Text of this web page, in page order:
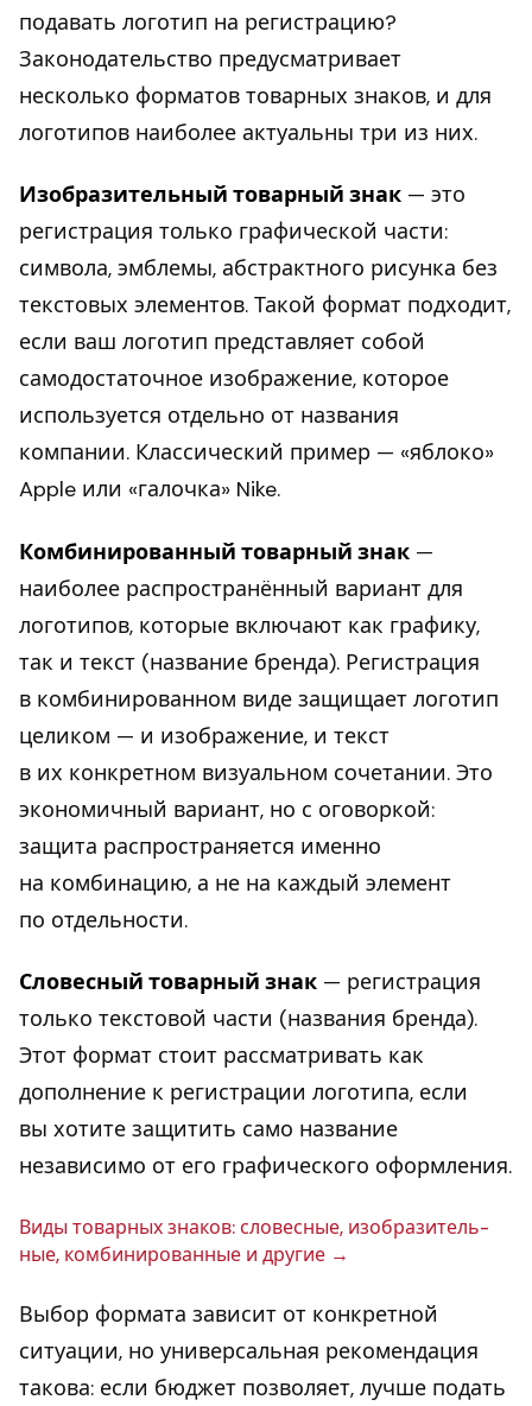
подавать логотип на регистрацию?
Законодательство предусматривает
несколько форматов товарных знаков, и для
логотипов наиболее актуальны три из них.
Изобразительный товарный знак — это
регистрация только графической части:
символа, эмблемы, абстрактного рисунка без
текстовых элементов. Такой формат подходит,
если ваш логотип представляет собой
самодостаточное изображение, которое
используется отдельно от названия
компании. Классический пример — «яблоко»
Apple или «галочка» Nike.
Комбинированный товарный знак —
наиболее распространённый вариант для
логотипов, которые включают как графику,
так и текст (название бренда). Регистрация
в комбинированном виде защищает логотип
целиком — и изображение, и текст
в их конкретном визуальном сочетании. Это
экономичный вариант, но с оговоркой:
защита распространяется именно
на комбинацию, а не на каждый элемент
по отдельности.
Словесный товарный знак — регистрация
только текстовой части (названия бренда).
Этот формат стоит рассматривать как
дополнение к регистрации логотипа, если
вы хотите защитить само название
независимо от его графического оформления.
Виды то­вар­ных знаков: сло­вес­ные, изоб­ра­зи­тель­
ные, ком­би­ни­ро­ван­ные и другие
Выбор формата зависит от конкретной
ситуации, но универсальная рекомендация
такова: если бюджет позволяет, лучше подать